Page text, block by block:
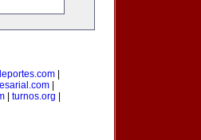
|
|
turnos.org